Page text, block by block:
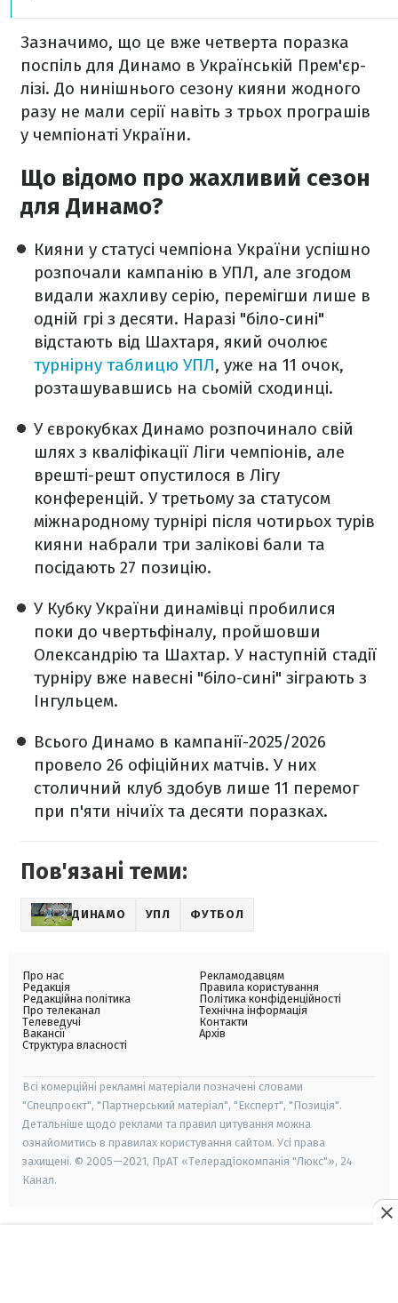
Зазначимо, що це вже четверта поразка
поспіль для Динамо в Українській Прем'єр-
лізі. До нинішнього сезону кияни жодного
разу не мали серії навіть з трьох програшів
у чемпіонаті України.
Що відомо про жахливий сезон
для Динамо?
Кияни у статусі чемпіона України успішно
розпочали кампанію в УПЛ, але згодом
видали жахливу серію, перемігши лише в
одній грі з десяти. Наразі "біло-сині"
відстають від Шахтаря, який очолює
турнірну таблицю УПЛ, уже на 11 очок,
розташувавшись на сьомій сходинці.
У єврокубках Динамо розпочинало свій
шлях з кваліфікації Ліги чемпіонів, але
врешті-решт опустилося в Лігу
конференцій. У третьому за статусом
міжнародному турнірі після чотирьох турів
кияни набрали три залікові бали та
посідають 27 позицію.
У Кубку України динамівці пробилися
поки до чвертьфіналу, пройшовши
Олександрію та Шахтар. У наступній стадії
турніру вже навесні "біло-сині" зіграють з
Інгульцем.
Всього Динамо в кампанії-2025/2026
провело 26 офіційних матчів. У них
столичний клуб здобув лише 11 перемог
при п'яти нічиїх та десяти поразках.
Пов'язані теми:
ДИНАМО УПЛ ФУТБОЛ
Про нас
Редакція
Редакційна політика
Про телеканал
Телеведучі
Вакансії
Структура власності
Рекламодавцям
Правила користування
Політика конфіденційності
Технічна інформація
Контакти
Архів
Всі комерційні рекламні матеріали позначені словами
"Спецпроєкт", "Партнерський матеріал", "Експерт", "Позиція".
Детальніше щодо реклами та правил цитування можна
ознайомитись в правилах користування сайтом. Усі права
захищені. © 2005—2021, ПрАТ «Телерадіокомпанія "Люкс"», 24
Канал.